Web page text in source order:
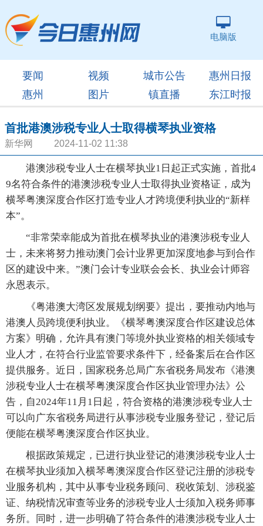
电脑版
要闻 视频 城市公告
惠州日报
惠州
图片 镇直播 东江时报
首批港澳涉税专业人士取得横琴执业资格
新华网 2024-11-02 11:38
港澳涉税专业人士在横琴执业1日起正式实施，首批4
9名符合条件的港澳涉税专业人士取得执业资格证，成为
横琴粤澳深度合作区打造专业人才跨境便利执业的“新样
本”。
“非常荣幸能成为首批在横琴执业的港澳涉税专业人
士，未来将努力推动澳门会计业界更加深度地参与到合作
区的建设中来。”澳门会计专业联会会长、执业会计师容
永恩表示。
《粤港澳大湾区发展规划纲要》提出，要推动内地与
港澳人员跨境便利执业。《横琴粤澳深度合作区建设总体
方案》明确，允许具有澳门等境外执业资格的相关领域专
业人才，在符合行业监管要求条件下，经备案后在合作区
提供服务。近日，国家税务总局广东省税务局发布《港澳
涉税专业人士在横琴粤澳深度合作区执业管理办法》公
告，自2024年11月1日起，符合资格的港澳涉税专业人士
可以向广东省税务局进行从事涉税专业服务登记，登记后
便能在横琴粤澳深度合作区执业。
根据政策规定，已进行执业登记的港澳涉税专业人士
在横琴执业须加入横琴粤澳深度合作区登记注册的涉税专
业服务机构，其中从事专业税务顾问、税收策划、涉税鉴
证、纳税情况审查等业务的涉税专业人士须加入税务师事
务所。同时，进一步明确了符合条件的港澳涉税专业人士